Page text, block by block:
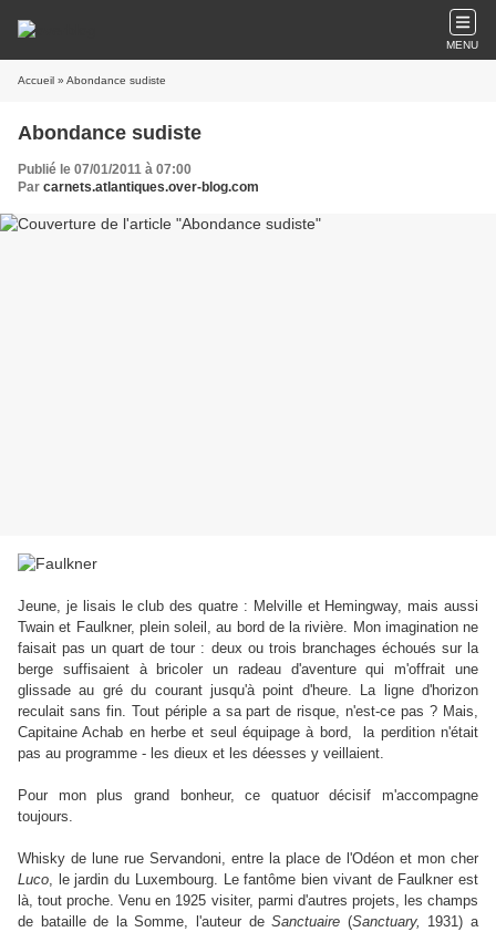
MENU
Accueil » Abondance sudiste
Abondance sudiste
Publié le 07/01/2011 à 07:00
Par carnets.atlantiques.over-blog.com
Jeune, je lisais le club des quatre : Melville et Hemingway, mais aussi
Twain et Faulkner, plein soleil, au bord de la rivière. Mon imagination ne
faisait pas un quart de tour : deux ou trois branchages échoués sur la
berge suffisaient à bricoler un radeau d'aventure qui m'offrait une
glissade au gré du courant jusqu'à point d'heure. La ligne d'horizon
reculait sans fin. Tout périple a sa part de risque, n'est-ce pas ? Mais,
Capitaine Achab en herbe et seul équipage à bord, la perdition n'était
pas au programme - les dieux et les déesses y veillaient.
Pour mon plus grand bonheur, ce quatuor décisif m'accompagne
toujours.
Whisky de lune rue Servandoni, entre la place de l'Odéon et mon cher
Luco, le jardin du Luxembourg. Le fantôme bien vivant de Faulkner est
là, tout proche. Venu en 1925 visiter, parmi d'autres projets, les champs
de bataille de la Somme, l'auteur deSanctuaire (Sanctuary, 1931) a